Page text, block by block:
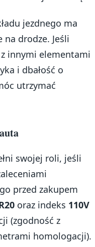
jezdnego ma
drodze. Jeśli
innymi elementami
i dbałość o
utrzymać
swojej roli, jeśli
przed zakupem
oraz indeks 110V
(zgodność z
homologacji).